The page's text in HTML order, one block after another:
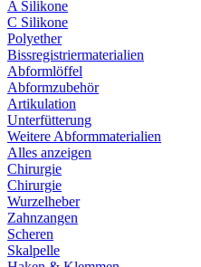
A Silikone
C Silikone
Polyether
Bissregistriermaterialien
Abformlöffel
Abformzubehör
Artikulation
Unterfütterung
Weitere Abformmaterialien
Alles anzeigen
Chirurgie
Chirurgie
Wurzelheber
Zahnzangen
Scheren
Skalpelle